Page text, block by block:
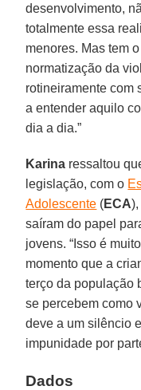
desenvolvimento,
totalmente essa
menores. Mas tem
normatização da
rotineiramente com
a entender aquilo
dia a dia.”
Karina ressaltou
legislação, com o
Adolescente (ECA
saíram do papel
jovens. “Isso é
momento que a
terço da população
se percebem como
deve a um silêncio
impunidade por
Dados